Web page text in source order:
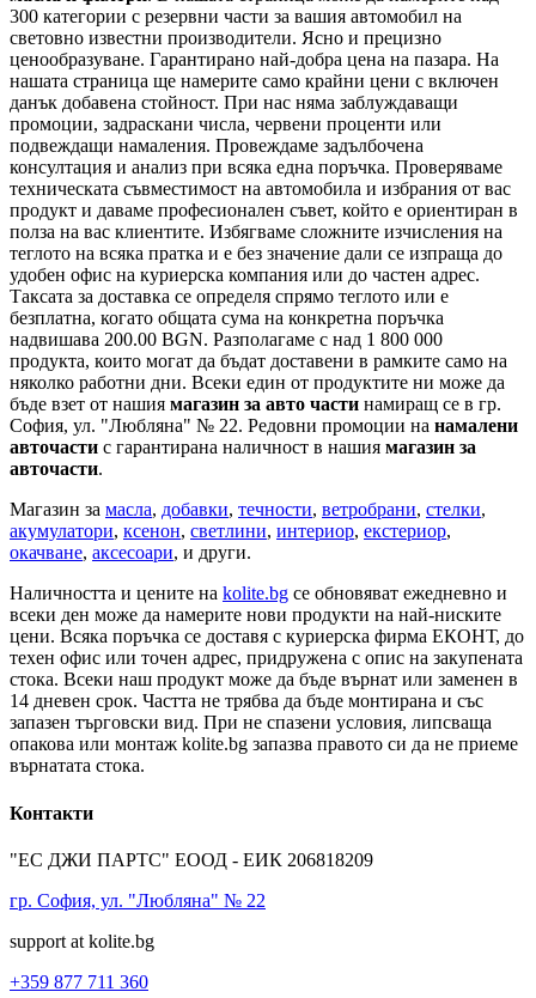
300 категории с резервни части за вашия автомобил на
световно известни производители. Ясно и прецизно
ценообразуване. Гарантирано най-добра цена на пазара. На
нашата страница ще намерите само крайни цени с включен
данък добавена стойност. При нас няма заблуждаващи
промоции, задраскани числа, червени проценти или
подвеждащи намаления. Провеждаме задълбочена
консултация и анализ при всяка една поръчка. Проверяваме
техническата съвместимост на автомобила и избрания от вас
продукт и даваме професионален съвет, който е ориентиран в
полза на вас клиентите. Избягваме сложните изчисления на
теглото на всяка пратка и е без значение дали се изпраща до
удобен офис на куриерска компания или до частен адрес.
Таксата за доставка се определя спрямо теглото или е
безплатна, когато общата сума на конкретна поръчка
надвишава 200.00 BGN. Разполагаме с над 1 800 000
продукта, които могат да бъдат доставени в рамките само на
няколко работни дни. Всеки един от продуктите ни може да
бъде взет от нашия магазин за авто части намиращ се в гр.
София, ул. "Любляна" № 22. Редовни промоции на намалени
авточасти с гарантирана наличност в нашия магазин за
авточасти.
Магазин за масла, добавки, течности, ветробрани, стелки,
акумулатори, ксенон, светлини, интериор, екстериор,
окачване, аксесоари, и други.
Наличността и цените на kolite.bg се обновяват ежедневно и
всеки ден може да намерите нови продукти на най-ниските
цени. Всяка поръчка се доставя с куриерска фирма ЕКОНТ, до
техен офис или точен адрес, придружена с опис на закупената
стока. Всеки наш продукт може да бъде върнат или заменен в
14 дневен срок. Частта не трябва да бъде монтирана и със
запазен търговски вид. При не спазени условия, липсваща
опакова или монтаж kolite.bg запазва правото си да не приеме
върнатата стока.
Контакти
"ЕС ДЖИ ПАРТС" ЕООД - ЕИК 206818209
гр. София, ул. "Любляна" № 22
support at kolite.bg
+359 877 711 360